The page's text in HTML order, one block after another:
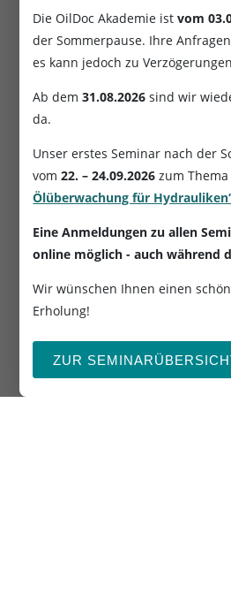
Die OilDoc Akademie istvom
der Sommerpause. Ihre
es kann jedoch zu
Ab dem31.08.2026 sind wir
da.
Unser erstes Seminar nach der
vom22. – 24.09.2026 zum
Ölüberwachung für
Eine Anmeldungen zu allen
online möglich - auch während
Wir wünschen Ihnen einen
Erholung!
ZUR